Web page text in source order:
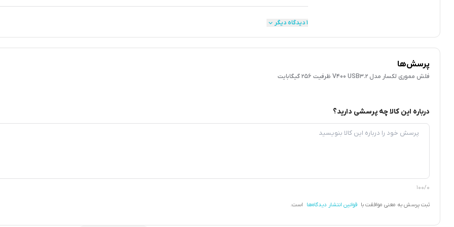
۱ دیدگاه دیگر
پرسش‌ها
فلش مموری لکسار مدل V400 USB3.2 ظرفیت 256 گیگابایت
درباره این کالا چه پرسشی دارید؟
100/0
ثبت پرسش به معنی موافقت با قوانین انتشار دیدگاه‌ها است.